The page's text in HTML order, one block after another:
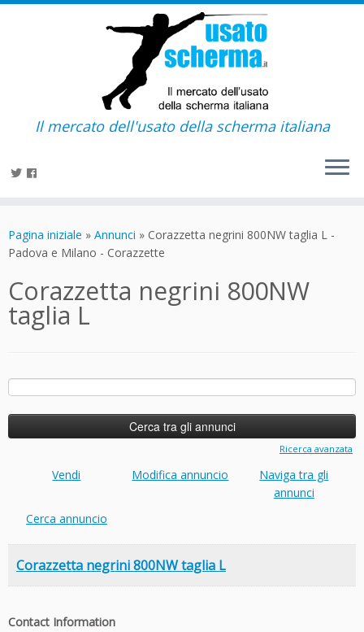
contenuto
Il mercato dell'usato della scherma italiana
Pagina iniziale » Annunci » Corazzetta negrini 800NW taglia L -
Padova e Milano - Corazzette
Corazzetta negrini 800NW
taglia L
Ricerca
Ricerca avanzata
Vendi Modifica annuncio
Naviga tra gli
annunci
Cerca annuncio
Corazzetta negrini 800NW taglia L
Contact Information